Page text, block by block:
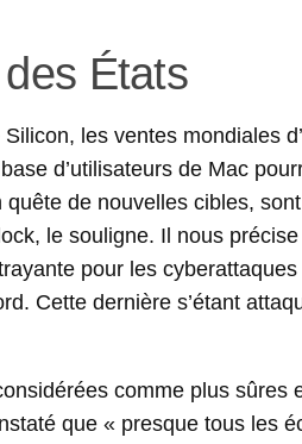
États
les ventes mondiales
d’utilisateurs de Mac
de nouvelles cibles,
le souligne. Il nous
pour les
Cette dernière s’étant
comme plus sûres
que « presque tous les